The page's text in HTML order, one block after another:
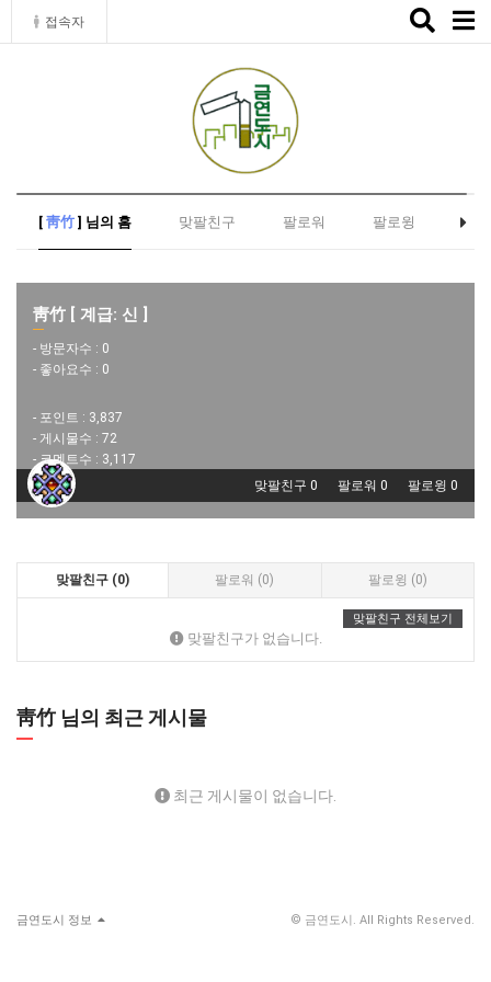
접속자
Toggle
[ 靑竹 ] 님의 홈 맞팔친구 팔로워 팔로윙
靑竹 [ 계급: 신 ]
- 방문자수 : 0
- 좋아요수 : 0
- 포인트 : 3,837
- 게시물수 : 72
- 코멘트수 : 3,117
맞팔친구 0
팔로워 0 팔로윙 0
맞팔친구 (0) 팔로워 (0) 팔로윙 (0)
맞팔친구 전체보기
맞팔친구가 없습니다.
靑竹 님의 최근 게시물
최근 게시물이 없습니다.
금연도시 정보 © 금연도시. All Rights Reserved.